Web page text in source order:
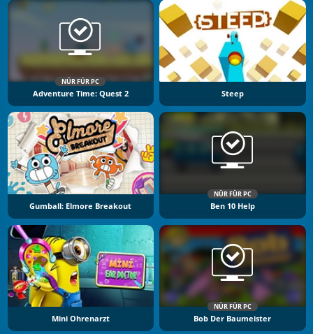
NÜR FÜR PC
Adventure Time: Quest 2 Steep
Gumball: Elmore Breakout
NÜR FÜR PC
Ben 10 Help
Mini Ohrenarzt
NÜR FÜR PC
Bob Der Baumeister